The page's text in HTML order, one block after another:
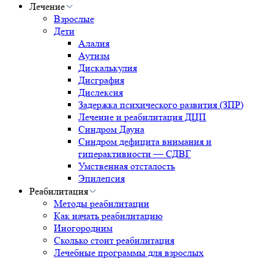
Лечение
Взрослые
Дети
Алалия
Аутизм
Дискалькулия
Дисграфия
Дислексия
Задержка психического развития (ЗПР)
Лечение и реабилитация ДЦП
Синдром Дауна
Синдром дефицита внимания и
гиперактивности — СДВГ
Умственная отсталость
Эпилепсия
Реабилитация
Методы реабилитации
Как начать реабилитацию
Иногородним
Сколько стоит реабилитация
Лечебные программы для взрослых